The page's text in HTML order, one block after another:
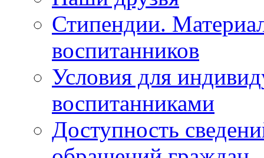
Стипендии.
воспитанников
Условия для
воспитанниками
Доступность